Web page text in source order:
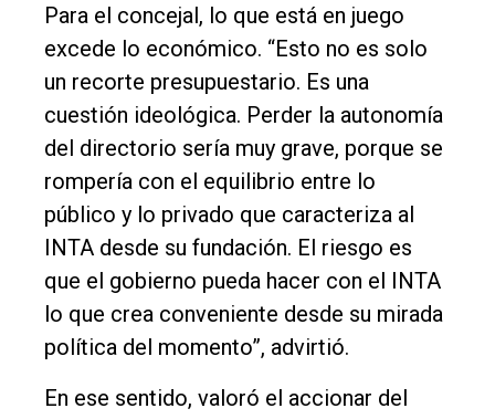
Para el concejal, lo que está en juego
excede lo económico. “Esto no es solo
un recorte presupuestario. Es una
cuestión ideológica. Perder la autonomía
del directorio sería muy grave, porque se
rompería con el equilibrio entre lo
público y lo privado que caracteriza al
INTA desde su fundación. El riesgo es
que el gobierno pueda hacer con el INTA
lo que crea conveniente desde su mirada
política del momento”, advirtió.
En ese sentido, valoró el accionar del